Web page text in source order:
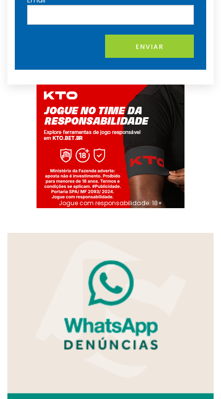
ENVIAR
Jogue com responsabilidade. 18+